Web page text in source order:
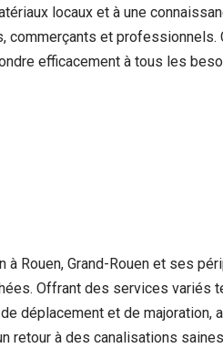
locaux et à une
commerçants et
efficacement à tous les
Rouen, Grand-Rouen et ses
Offrant des services variés
déplacement et de majoration,
retour à des canalisations